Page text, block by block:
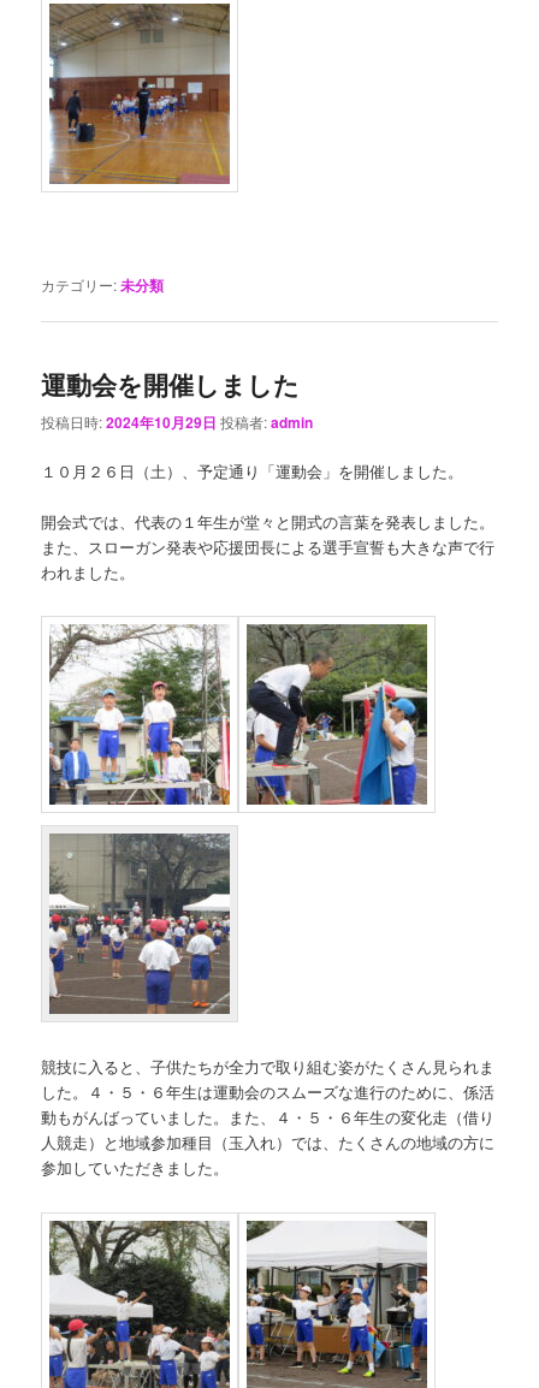
カテゴリー:未分類
運動会を開催しました
投稿日時:2024年10月29日 投稿者:admin
１０月２６日（土）、予定通り「運動会」を開催しました。
開会式では、代表の１年生が堂々と開式の言葉を発表しました。
また、スローガン発表や応援団長による選手宣誓も大きな声で行
われました。
競技に入ると、子供たちが全力で取り組む姿がたくさん見られま
した。４・５・６年生は運動会のスムーズな進行のために、係活
動もがんばっていました。また、４・５・６年生の変化走（借り
人競走）と地域参加種目（玉入れ）では、たくさんの地域の方に
参加していただきました。